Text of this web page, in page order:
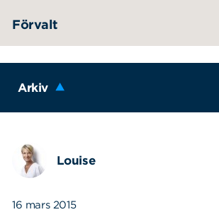
Förvalt
Arkiv
Louise
16 mars 2015